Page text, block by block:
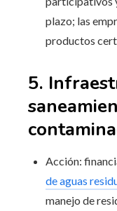
plazo; las
productos
5.
Acción:
de aguas
manejo de